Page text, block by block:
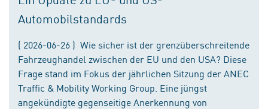
Automobilstandards
( 2026-06-26 ) Wie sicher ist der grenzüberschreitende
Fahrzeughandel zwischen der EU und den USA? Diese
Frage stand im Fokus der jährlichen Sitzung der ANEC
Traffic & Mobility Working Group. Eine jüngst
angekündigte gegenseitige Anerkennung von